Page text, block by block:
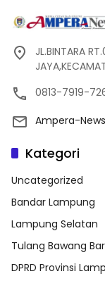
JL.BINTARA
0813-7919-
Ampera-
Kategori
Uncategorized
Bandar Lampung
Lampung Selatan
Tulang Bawang
DPRD Provinsi